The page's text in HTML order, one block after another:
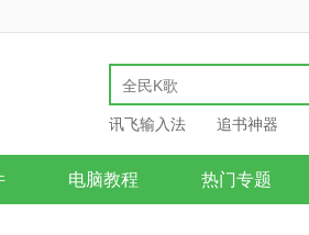
讯飞输入法 追书神器
电脑教程 热门专题